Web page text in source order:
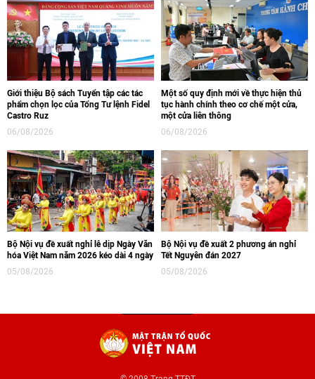
Giới thiệu Bộ sách Tuyển tập các tác
phẩm chọn lọc của Tổng Tư lệnh Fidel
Castro Ruz
06/08/2026
Một số quy định mới về thực hiện thủ
tục hành chính theo cơ chế một cửa,
một cửa liên thông
06/08/2026
Bộ Nội vụ đề xuất nghỉ lễ dịp Ngày Văn
hóa Việt Nam năm 2026 kéo dài 4 ngày
05/08/2026
Bộ Nội vụ đề xuất 2 phương án nghỉ
Tết Nguyên đán 2027
05/08/2026